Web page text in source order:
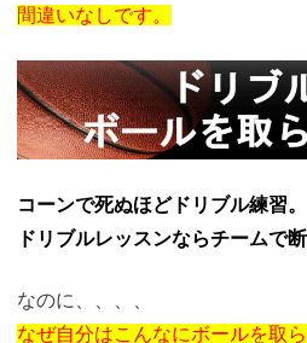
間違いなしです。
コーンで死ぬほどドリブル練習。
ドリブルレッスンならチームで断
なのに、、、、
なぜ自分はこんなにボールを取